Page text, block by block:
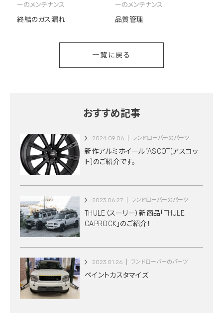
ーのメンテナンス
終結のガス漏れ
ーのメンテナンス
品質管理
一覧に戻る
おすすめ記事
2024.09.06 ランドローバーのパーツ
新作アルミホイール”ASCOT(アスコッ
ト)のご紹介です。
2023.06.27 ランドローバーのパーツ
THULE（スーリー）新商品「THULE
CAPROCK」のご紹介！
2023.01.26 ランドローバーのパーツ
ペイントカスタマイズ